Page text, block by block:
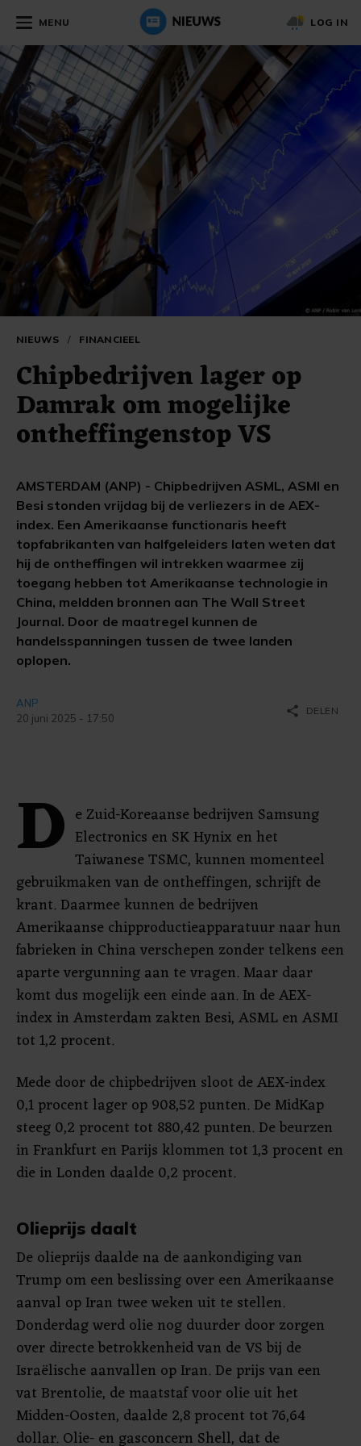
MENU LOG IN
NIEUWS / FINANCIEEL
Chipbedrijven lager op
Damrak om mogelijke
ontheffingenstop VS
AMSTERDAM (ANP) - Chipbedrijven ASML, ASMI en
Besi stonden vrijdag bij de verliezers in de AEX-
index. Een Amerikaanse functionaris heeft
topfabrikanten van halfgeleiders laten weten dat
hij de ontheffingen wil intrekken waarmee zij
toegang hebben tot Amerikaanse technologie in
China, meldden bronnen aan The Wall Street
Journal. Door de maatregel kunnen de
handelsspanningen tussen de twee landen
oplopen.
ANP
20 juni 2025 - 17:50
share DELEN
D e Zuid-Koreaanse bedrijven Samsung
Electronics en SK Hynix en het
Taiwanese TSMC, kunnen momenteel
gebruikmaken van de ontheffingen, schrijft de
krant. Daarmee kunnen de bedrijven
Amerikaanse chipproductieapparatuur naar hun
fabrieken in China verschepen zonder telkens een
aparte vergunning aan te vragen. Maar daar
komt dus mogelijk een einde aan. In de AEX-
index in Amsterdam zakten Besi, ASML en ASMI
tot 1,2 procent.
Mede door de chipbedrijven sloot de AEX-index
0,1 procent lager op 908,52 punten. De MidKap
steeg 0,2 procent tot 880,42 punten. De beurzen
in Frankfurt en Parijs klommen tot 1,3 procent en
die in Londen daalde 0,2 procent.
Olieprijs daalt
De olieprijs daalde na de aankondiging van
Trump om een beslissing over een Amerikaanse
aanval op Iran twee weken uit te stellen.
Donderdag werd olie nog duurder door zorgen
over directe betrokkenheid van de VS bij de
Israëlische aanvallen op Iran. De prijs van een
vat Brentolie, de maatstaf voor olie uit het
Midden-Oosten, daalde 2,8 procent tot 76,64
dollar. Olie- en gasconcern Shell, dat de